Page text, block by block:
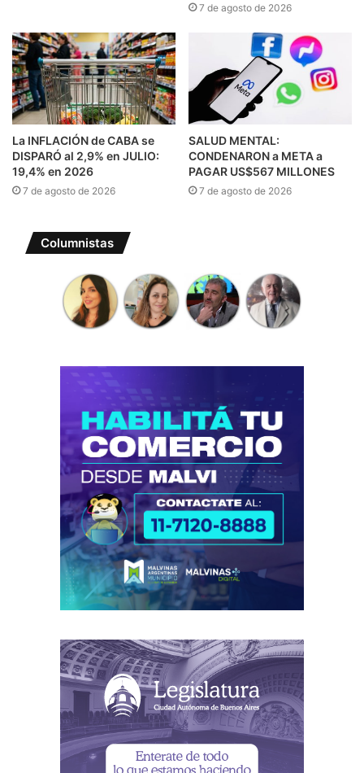
7 de agosto de 2026
La INFLACIÓN de CABA se
DISPARÓ al 2,9% en JULIO:
19,4% en 2026
7 de agosto de 2026
SALUD MENTAL:
CONDENARON a META a
PAGAR US$567 MILLONES
7 de agosto de 2026
Columnistas